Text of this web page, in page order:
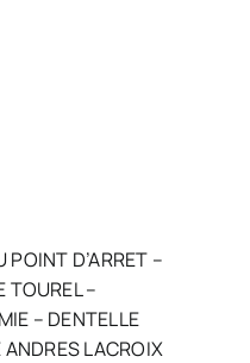
POINT D’ARRET –
TOUREL –
– DENTELLE
LACROIX